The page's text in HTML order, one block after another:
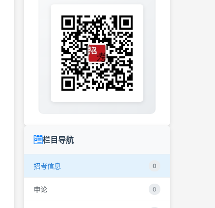
栏目导航
招考信息 0
申论 0